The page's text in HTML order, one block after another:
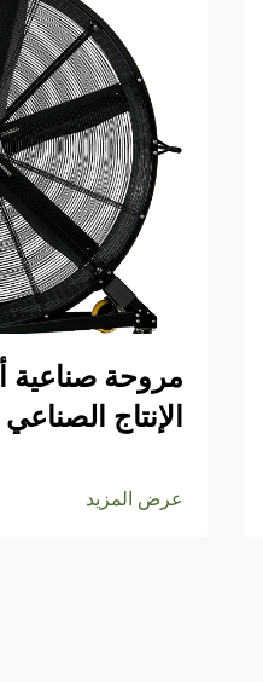
مروحة صناعية
الإنتاج الصناعي
عرض المزيد